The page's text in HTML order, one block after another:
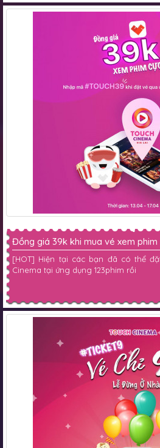
Đồng giá 39k khi mua vé xem phim
[HOT] Hiện tại các bạn đã có thể
Cinema tại ứng dụng 123phim rồi